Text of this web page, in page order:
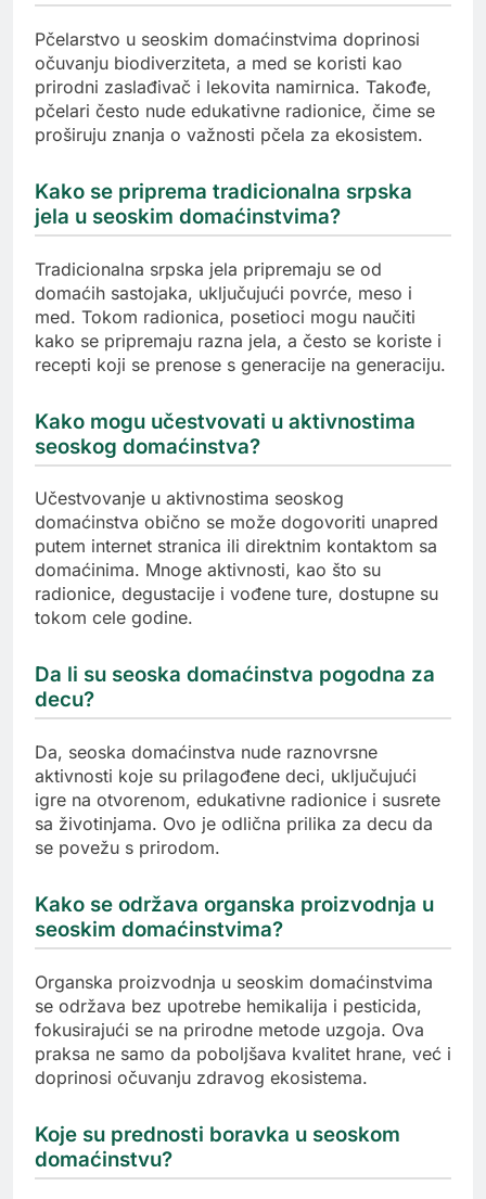
Pčelarstvo u seoskim domaćinstvima doprinosi
očuvanju biodiverziteta, a med se koristi kao
prirodni zaslađivač i lekovita namirnica. Takođe,
pčelari često nude edukativne radionice, čime se
proširuju znanja o važnosti pčela za ekosistem.
Kako se priprema tradicionalna srpska
jela u seoskim domaćinstvima?
Tradicionalna srpska jela pripremaju se od
domaćih sastojaka, uključujući povrće, meso i
med. Tokom radionica, posetioci mogu naučiti
kako se pripremaju razna jela, a često se koriste i
recepti koji se prenose s generacije na generaciju.
Kako mogu učestvovati u aktivnostima
seoskog domaćinstva?
Učestvovanje u aktivnostima seoskog
domaćinstva obično se može dogovoriti unapred
putem internet stranica ili direktnim kontaktom sa
domaćinima. Mnoge aktivnosti, kao što su
radionice, degustacije i vođene ture, dostupne su
tokom cele godine.
Da li su seoska domaćinstva pogodna za
decu?
Da, seoska domaćinstva nude raznovrsne
aktivnosti koje su prilagođene deci, uključujući
igre na otvorenom, edukativne radionice i susrete
sa životinjama. Ovo je odlična prilika za decu da
se povežu s prirodom.
Kako se održava organska proizvodnja u
seoskim domaćinstvima?
Organska proizvodnja u seoskim domaćinstvima
se održava bez upotrebe hemikalija i pesticida,
fokusirajući se na prirodne metode uzgoja. Ova
praksa ne samo da poboljšava kvalitet hrane, već i
doprinosi očuvanju zdravog ekosistema.
Koje su prednosti boravka u seoskom
domaćinstvu?